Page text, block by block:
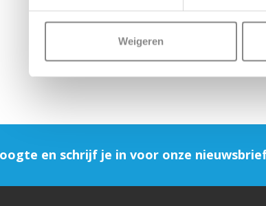
Weigeren
en schrijf je in voor onze